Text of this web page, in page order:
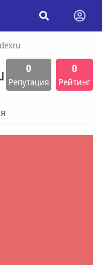
0
Репутация
0
Рейтинг